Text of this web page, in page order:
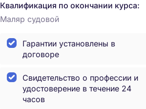
Квалификация по окончании курса:
Маляр судовой
Гарантии установлены в
договоре
Свидетельство о профессии и
удостоверение в течение 24
часов